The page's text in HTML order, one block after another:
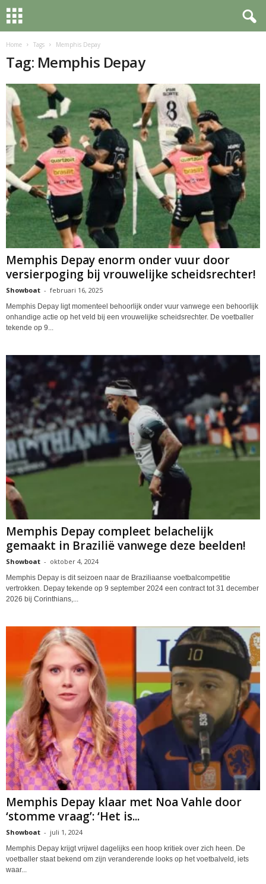
Home Tags Memphis Depay
Tag: Memphis Depay
Memphis Depay enorm onder vuur door
versierpoging bij vrouwelijke scheidsrechter!
Showboat - februari 16, 2025
Memphis Depay ligt momenteel behoorlijk onder vuur vanwege een behoorlijk
onhandige actie op het veld bij een vrouwelijke scheidsrechter. De voetballer
tekende op 9...
Memphis Depay compleet belachelijk
gemaakt in Brazilië vanwege deze beelden!
Showboat - oktober 4, 2024
Memphis Depay is dit seizoen naar de Braziliaanse voetbalcompetitie
vertrokken. Depay tekende op 9 september 2024 een contract tot 31 december
2026 bij Corinthians,...
Memphis Depay klaar met Noa Vahle door
‘stomme vraag’: ‘Het is...
Showboat - juli 1, 2024
Memphis Depay krijgt vrijwel dagelijks een hoop kritiek over zich heen. De
voetballer staat bekend om zijn veranderende looks op het voetbalveld, iets
waar...